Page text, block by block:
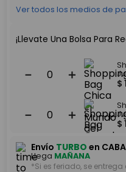
Ver todos los medios de
¡Llevate Una Bolsa Para
＋
－
$
＋
－
$
Envío TURBO en
Llega MAÑANA
*Si es feriado, se